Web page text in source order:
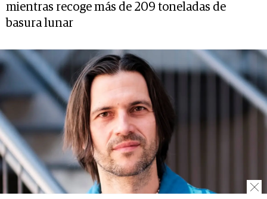
mientras recoge más de 209 toneladas de
basura lunar